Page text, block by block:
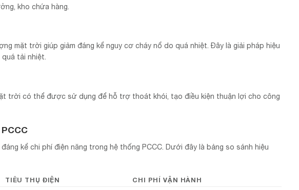
kho chứa hàng.
mặt trời giúp giảm đáng kể nguy cơ cháy nổ do quá nhiệt. Đây là giải pháp hiệu
tải nhiệt.
trời có thể được sử dụng để hỗ trợ thoát khói, tạo điều kiện thuận lợi cho công
kể chi phí điện năng trong hệ thống PCCC. Dưới đây là bảng so sánh hiệu
TIÊU THỤ ĐIỆN
CHI PHÍ VẬN HÀNH